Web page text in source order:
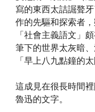
寫的東西太詰誳聱
作的先驅和探索者
「社會主義語文」
筆下的世界太灰暗
「早上八九點鐘的
這成見在很長時間
魯迅的文字。